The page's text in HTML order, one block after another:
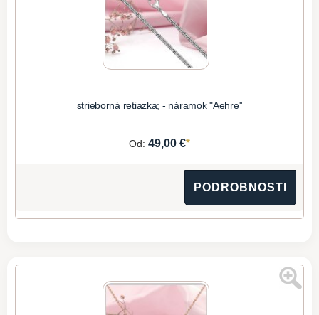
strieborná retiazka; - náramok "Aehre"
Od: 49,00 €*
PODROBNOSTI